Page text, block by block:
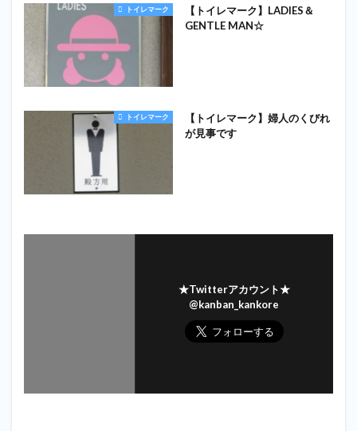
トイレマーク
【トイレマーク】LADIES＆
GENTLE MAN☆
トイレマーク
【トイレマーク】婦人のくびれ
が見事です
★Twitterアカウント★
@kanban_kankore